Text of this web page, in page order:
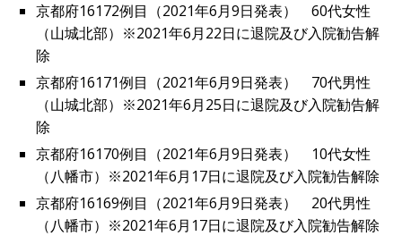
京都府16172例目（2021年6月9日発表） 60代女性
（山城北部）※2021年6月22日に退院及び入院勧告解
除
京都府16171例目（2021年6月9日発表） 70代男性
（山城北部）※2021年6月25日に退院及び入院勧告解
除
京都府16170例目（2021年6月9日発表） 10代女性
（八幡市）※2021年6月17日に退院及び入院勧告解除
京都府16169例目（2021年6月9日発表） 20代男性
（八幡市）※2021年6月17日に退院及び入院勧告解除